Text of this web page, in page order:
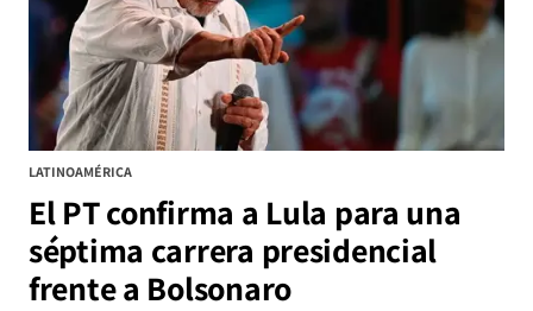
LATINOAMÉRICA
El PT confirma a Lula para una
séptima carrera presidencial
frente a Bolsonaro